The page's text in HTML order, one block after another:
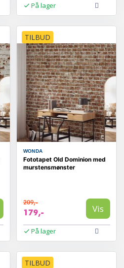
På lager
TILBUD
WONDA
Fototapet Old Dominion med
murstensmønster
209,-
179,- Vis
På lager
TILBUD